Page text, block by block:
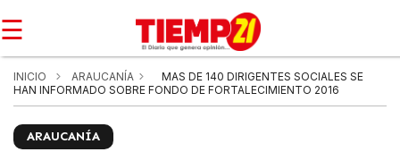
☰
INICIO ARAUCANÍA
MAS DE 140 DIRIGENTES SOCIALES SE
HAN INFORMADO SOBRE FONDO DE FORTALECIMIENTO 2016
ARAUCANÍA